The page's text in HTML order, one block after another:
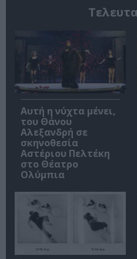
Αυτή η νύχτα μένει,
του Θάνου
Αλεξανδρή σε
σκηνοθεσία
Αστέριου Πελτέκη
στο Θέατρο
Ολύμπια